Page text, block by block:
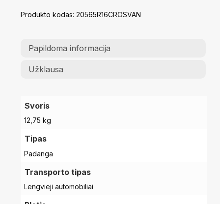
Produkto kodas: 20565R16CROSVAN
Papildoma informacija
Užklausa
Svoris
12,75 kg
Tipas
Padanga
Transporto tipas
Lengvieji automobiliai